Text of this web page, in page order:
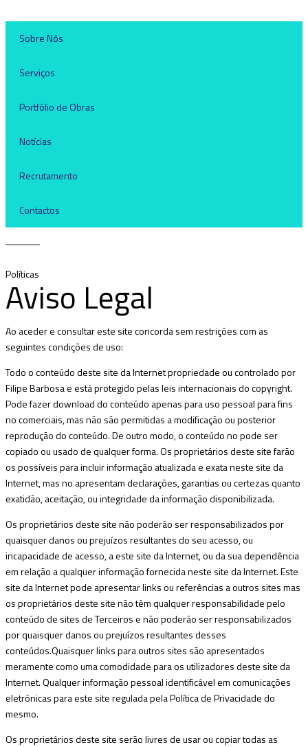
Sobre Nós
Serviços
Portfólio de Obras
Notícias
Recrutamento
Contactos
Políticas
Aviso Legal
Ao aceder e consultar este site concorda sem restrições com as
seguintes condições de uso:
Todo o conteúdo deste site da Internet propriedade ou controlado por
Filipe Barbosa e está protegido pelas leis internacionais do copyright.
Pode fazer download do conteúdo apenas para uso pessoal para fins
no comerciais, mas não são permitidas a modificação ou posterior
reprodução do conteúdo. De outro modo, o conteúdo no pode ser
copiado ou usado de qualquer forma. Os proprietários deste site farão
os possí­veis para incluir informação atualizada e exata neste site da
Internet, mas no apresentam declarações, garantias ou certezas quanto
exatidão, aceitação, ou integridade da informação disponibilizada.
Os proprietários deste site não poderão ser responsabilizados por
quaisquer danos ou prejuí­zos resultantes do seu acesso, ou
incapacidade de acesso, a este site da Internet, ou da sua dependência
em relação a qualquer informação fornecida neste site da Internet. Este
site da Internet pode apresentar links ou referências a outros sites mas
os proprietários deste site não têm qualquer responsabilidade pelo
conteúdo de sites de Terceiros e não poderão ser responsabilizados
por quaisquer danos ou prejuí­zos resultantes desses
conteúdos.Quaisquer links para outros sites são apresentados
meramente como uma comodidade para os utilizadores deste site da
Internet. Qualquer informação pessoal identificável em comunicações
eletrónicas para este site regulada pela Polí­tica de Privacidade do
mesmo.
Os proprietários deste site serão livres de usar ou copiar todas as